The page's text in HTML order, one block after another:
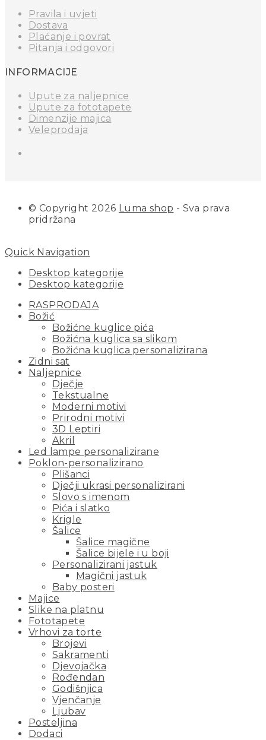
Pravila i uvjeti
Dostava
Plaćanje i povrat
Pitanja i odgovori
INFORMACIJE
Upute za naljepnice
Upute za fototapete
Dimenzije majica
Veleprodaja
© Copyright 2026 Luma shop - Sva prava
pridržana
Quick Navigation
Desktop kategorije
Desktop kategorije
RASPRODAJA
Božić
Božićne kuglice pića
Božićna kuglica sa slikom
Božićna kuglica personalizirana
Zidni sat
Naljepnice
Dječje
Tekstualne
Moderni motivi
Prirodni motivi
3D Leptiri
Akril
Led lampe personalizirane
Poklon-personalizirano
Plišanci
Dječji ukrasi personalizirani
Slovo s imenom
Pića i slatko
Krigle
Šalice
Šalice magične
Šalice bijele i u boji
Personalizirani jastuk
Magični jastuk
Baby posteri
Majice
Slike na platnu
Fototapete
Vrhovi za torte
Brojevi
Sakramenti
Djevojačka
Rođendan
Godišnjica
Vjenčanje
Ljubav
Posteljina
Dodaci